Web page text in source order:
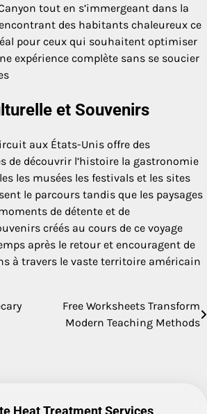
tout en s’immergeant dans la
des habitants chaleureux ce
pour ceux qui souhaitent optimiser
expérience complète sans se soucier
et Souvenirs
aux États-Unis offre des
de découvrir l’histoire la gastronomie
les musées les festivals et les sites
le parcours tandis que les paysages
de détente et de
créés au cours de ce voyage
après le retour et encouragent de
à travers le vaste territoire américain
Free Worksheets Transform
Modern Teaching Methods